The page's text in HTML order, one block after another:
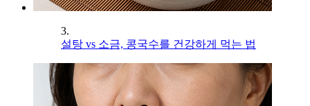
3.
설탕 vs 소금, 콩국수를 건강하게 먹는 법